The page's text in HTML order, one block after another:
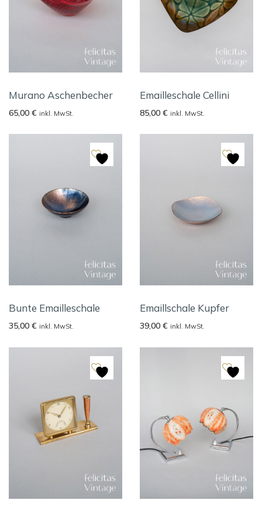
Murano Aschenbecher
65,00 € inkl. MwSt.
Emailleschale Cellini
85,00 € inkl. MwSt.
Bunte Emailleschale
35,00 € inkl. MwSt.
Emaillschale Kupfer
39,00 € inkl. MwSt.